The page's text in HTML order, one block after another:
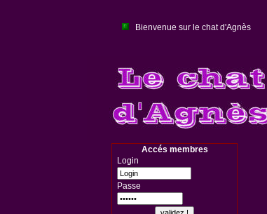
Bienvenue sur le chat d'Agnès
Accés membres
Login
Passe